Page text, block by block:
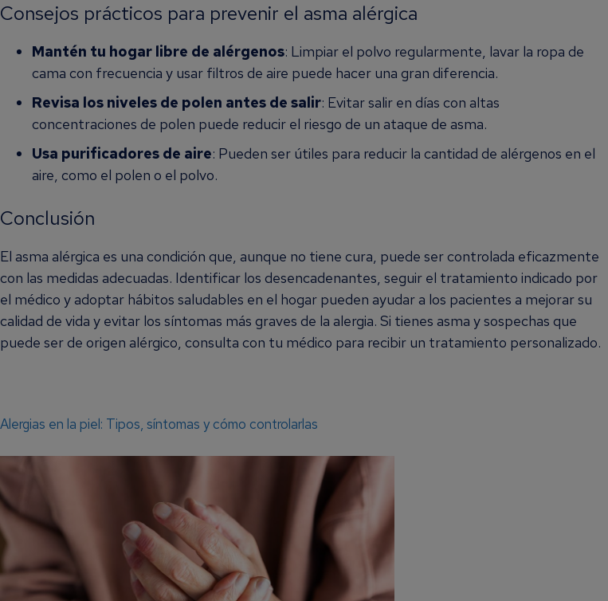
Consejos prácticos para prevenir el asma alérgica
Mantén tu hogar libre de alérgenos: Limpiar el polvo regularmente, lavar la ropa de
cama con frecuencia y usar filtros de aire puede hacer una gran diferencia.
Revisa los niveles de polen antes de salir: Evitar salir en días con altas
concentraciones de polen puede reducir el riesgo de un ataque de asma.
Usa purificadores de aire: Pueden ser útiles para reducir la cantidad de alérgenos en el
aire, como el polen o el polvo.
Conclusión
El asma alérgica es una condición que, aunque no tiene cura, puede ser controlada eficazmente
con las medidas adecuadas. Identificar los desencadenantes, seguir el tratamiento indicado por
el médico y adoptar hábitos saludables en el hogar pueden ayudar a los pacientes a mejorar su
calidad de vida y evitar los síntomas más graves de la alergia. Si tienes asma y sospechas que
puede ser de origen alérgico, consulta con tu médico para recibir un tratamiento personalizado.
Alergias en la piel: Tipos, síntomas y cómo controlarlas